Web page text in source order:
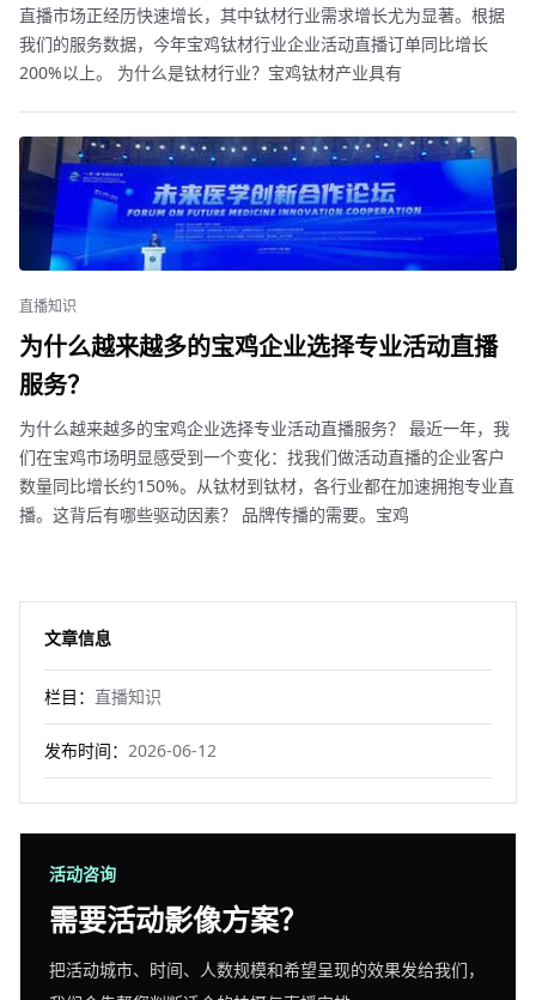
直播市场正经历快速增长，其中钛材行业需求增长尤为显著。根据
我们的服务数据，今年宝鸡钛材行业企业活动直播订单同比增长
200%以上。 为什么是钛材行业？宝鸡钛材产业具有
直播知识
为什么越来越多的宝鸡企业选择专业活动直播
服务？
为什么越来越多的宝鸡企业选择专业活动直播服务？ 最近一年，我
们在宝鸡市场明显感受到一个变化：找我们做活动直播的企业客户
数量同比增长约150%。从钛材到钛材，各行业都在加速拥抱专业直
播。这背后有哪些驱动因素？ 品牌传播的需要。宝鸡
文章信息
栏目： 直播知识
发布时间： 2026-06-12
活动咨询
需要活动影像方案？
把活动城市、时间、人数规模和希望呈现的效果发给我们，